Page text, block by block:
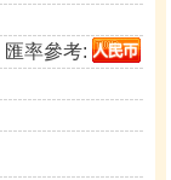
匯率參考: